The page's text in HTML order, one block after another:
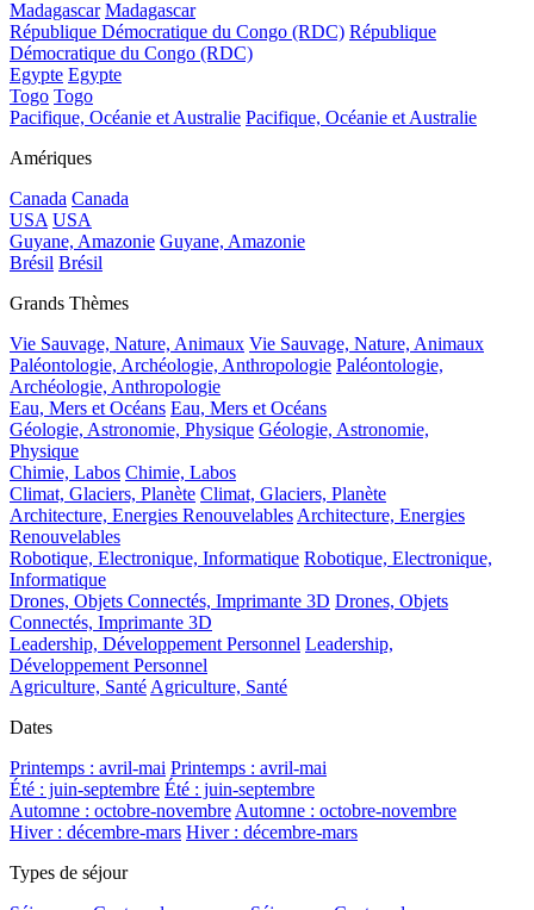
Madagascar Madagascar
République Démocratique du Congo (RDC) République
Démocratique du Congo (RDC)
Egypte Egypte
Togo Togo
Pacifique, Océanie et Australie Pacifique, Océanie et Australie
Amériques
Canada Canada
USA USA
Guyane, Amazonie Guyane, Amazonie
Brésil Brésil
Grands Thèmes
Vie Sauvage, Nature, Animaux Vie Sauvage, Nature, Animaux
Paléontologie, Archéologie, Anthropologie Paléontologie,
Archéologie, Anthropologie
Eau, Mers et Océans Eau, Mers et Océans
Géologie, Astronomie, Physique Géologie, Astronomie,
Physique
Chimie, Labos Chimie, Labos
Climat, Glaciers, Planète Climat, Glaciers, Planète
Architecture, Energies Renouvelables Architecture, Energies
Renouvelables
Robotique, Electronique, Informatique Robotique, Electronique,
Informatique
Drones, Objets Connectés, Imprimante 3D Drones, Objets
Connectés, Imprimante 3D
Leadership, Développement Personnel Leadership,
Développement Personnel
Agriculture, Santé Agriculture, Santé
Dates
Printemps : avril-mai Printemps : avril-mai
Été : juin-septembre Été : juin-septembre
Automne : octobre-novembre Automne : octobre-novembre
Hiver : décembre-mars Hiver : décembre-mars
Types de séjour